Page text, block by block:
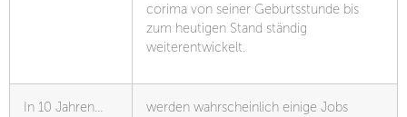
corima von seiner Geburtsstunde bis
zum heutigen Stand ständig
weiterentwickelt.
In 10 Jahren…
werden wahrscheinlich einige Jobs